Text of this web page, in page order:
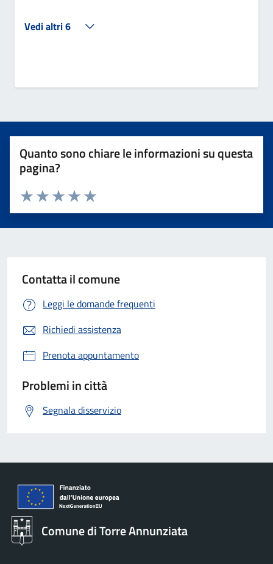
Vedi altri 6
Quanto sono chiare le informazioni su questa
pagina?
Valuta 5 stelle su 5
Valuta 4 stelle su 5
Valuta 3 stelle su 5
Valuta 2 stelle su 5
Valuta 1 stelle su 5
Contatta il comune
Leggi le domande frequenti
Richiedi assistenza
Prenota appuntamento
Problemi in città
Segnala disservizio
Comune di Torre Annunziata